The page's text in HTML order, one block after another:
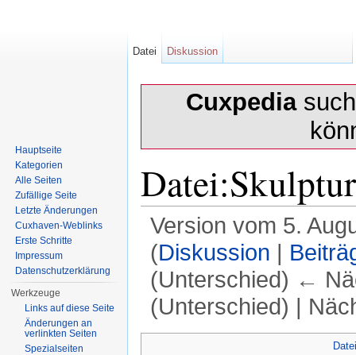
Cuxpedia
Version vom 5.
(Diskussion |
(Unterschied) ←
(Unterschied) |
Datei Diskussion
Hauptseite
Kategorien
Alle Seiten
Zufällige Seite
Letzte Änderungen
Cuxhaven-Weblinks
Erste Schritte
Impressum
Datenschutzerklärung
Werkzeuge
Links auf diese Seite
Änderungen an
verlinkten Seiten
Spezialseiten